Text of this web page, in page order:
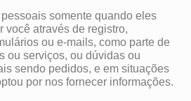
somente quando eles
você através de registro,
ou e-mails, como parte de
ou serviços, ou dúvidas ou
sendo pedidos, e em situações
por nos fornecer informações.